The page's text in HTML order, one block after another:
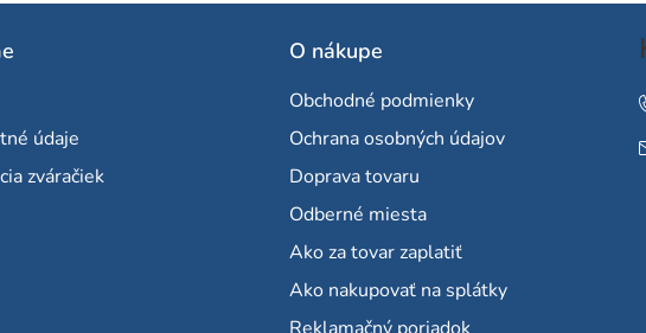
údaje
zváračiek
O nákupe
Obchodné podmienky
Ochrana osobných údajov
Doprava tovaru
Odberné miesta
Ako za tovar zaplatiť
Ako nakupovať na splátky
Reklamačný poriadok